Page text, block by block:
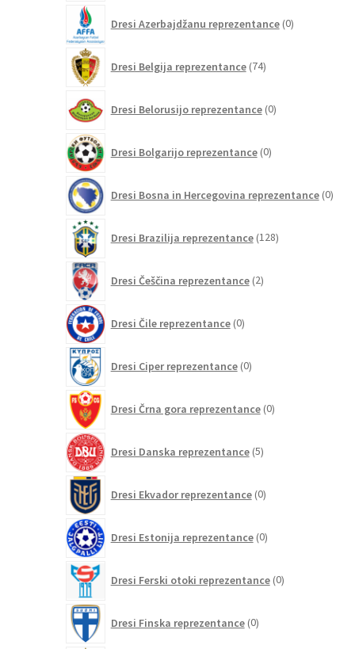
Dresi Azerbajdžanu reprezentance 0izdelkov
Dresi Belgija reprezentance 74izdelkov
Dresi Belorusijo reprezentance 0izdelkov
Dresi Bolgarijo reprezentance 0izdelkov
Dresi Bosna in Hercegovina reprezentance 0
Dresi Brazilija reprezentance 128izdelkov
Dresi Češčina reprezentance 2izdelka
Dresi Čile reprezentance 0izdelkov
Dresi Ciper reprezentance 0izdelkov
Dresi Črna gora reprezentance 0izdelkov
Dresi Danska reprezentance 5izdelkov
Dresi Ekvador reprezentance 0izdelkov
Dresi Estonija reprezentance 0izdelkov
Dresi Ferski otoki reprezentance 0izdelkov
Dresi Finska reprezentance 0izdelkov